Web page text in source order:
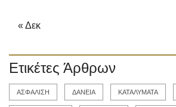
« Δεκ
Ετικέτες Άρθρων
ΑΣΦΑΛΙΣΗ ΔΑΝΕΙΑ ΚΑΤΑΛΥΜΑΤΑ